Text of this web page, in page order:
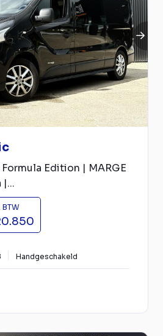
Formula Edition | MARGE
|...
BTW
Handgeschakeld